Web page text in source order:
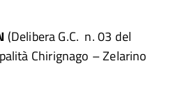
(Delibera G.C. n. 03 del
Chirignago – Zelarino